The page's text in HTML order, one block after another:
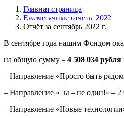
Главная страница
Ежемесячные отчеты 2022
Отчёт за сентябрь 2022 г.
В сентябре года нашим Фондом
на общую сумму – 4 508 034 рубля
– Направление «Просто быть
– Направление «Ты – не один!» – 2
– Направление «Новые